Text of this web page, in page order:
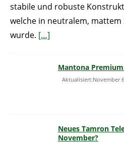
stabile und robuste
welche in neutralem, mattem
wurde. […]
Mantona Premium
Aktualisiert:November
Neues Tamron
November?